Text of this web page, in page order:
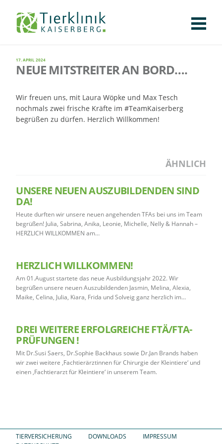
KLINIK
CHIRURGIE
AUGENHEILKUNDE
KARDIOLOGIE
BILDGEBUNG
INNERE MEDIZIN
WEITERE
AKTUELLES
KONTAKT
Tierklinik
Kaiserberg
17. APRIL 2024
NEUE MITSTREITER AN BORD….
Wir freuen uns, mit Laura Wöpke und Max Tesch
nochmals zwei frische Kräfte im #TeamKaiserberg
begrüßen zu dürfen. Herzlich Willkommen!
ÄHNLICH
UNSERE NEUEN AUSZUBILDENDEN SIND
DA!
Heute durften wir unsere neuen angehenden TFAs bei uns im Team
begrüßen! Julia, Sabrina, Anika, Leonie, Michelle, Nelly & Hannah –
HERZLICH WILLKOMMEN am…
HERZLICH WILLKOMMEN!
Am 01.August startete das neue Ausbildungsjahr 2022. Wir
begrüßen unsere neuen Auszubildenden Jasmin, Melina, Alexia,
Maike, Celina, Julia, Kiara, Frida und Solveig ganz herzlich im…
DREI WEITERE ERFOLGREICHE FTÄ/FTA-
PRÜFUNGEN !
Mit Dr.Susi Saers, Dr.Sophie Backhaus sowie Dr.Jan Brands haben
wir zwei weitere ‚Fachtierärztinnen für Chirurgie der Kleintiere‘ und
einen ‚Fachtierarzt für Kleintiere‘ in unserem Team.
TIERVERSICHERUNG DOWNLOADS
IMPRESSUM